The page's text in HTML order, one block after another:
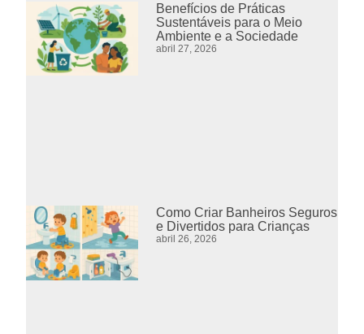
Benefícios de Práticas
Sustentáveis para o Meio
Ambiente e a Sociedade
abril 27, 2026
Como Criar Banheiros Seguros
e Divertidos para Crianças
abril 26, 2026